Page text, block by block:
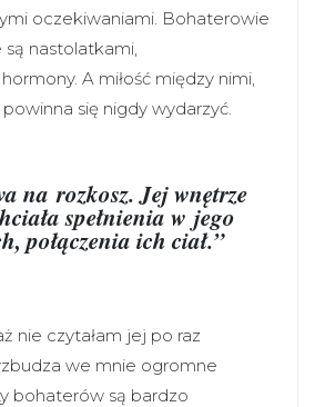
oczekiwaniami. Bohaterowie
są nastolatkami,
A miłość między nimi,
się nigdy wydarzyć.
na rozkosz. Jej wnętrze
spełnienia w jego
połączenia ich ciał.”
nie czytałam jej po raz
we mnie ogromne
bohaterów są bardzo